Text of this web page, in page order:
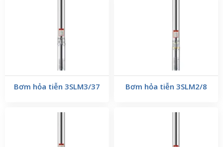
Bơm hỏa tiễn 3SLM3/37 Bơm hỏa tiễn 3SLM2/8